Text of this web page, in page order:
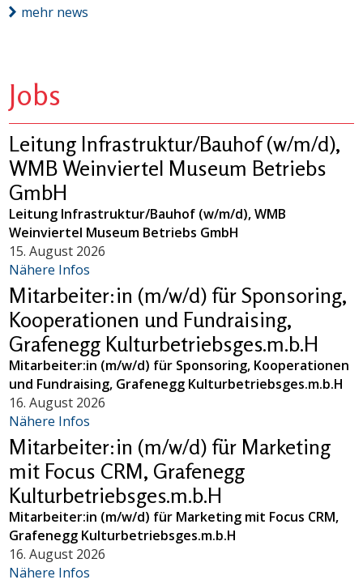
mehr news
Jobs
Leitung Infrastruktur/Bauhof (w/m/d),
WMB Weinviertel Museum Betriebs
GmbH
Leitung Infrastruktur/Bauhof (w/m/d), WMB
Weinviertel Museum Betriebs GmbH
15. August 2026
Nähere Infos
Mitarbeiter:in (m/w/d) für Sponsoring,
Kooperationen und Fundraising,
Grafenegg Kulturbetriebsges.m.b.H
Mitarbeiter:in (m/w/d) für Sponsoring, Kooperationen
und Fundraising, Grafenegg Kulturbetriebsges.m.b.H
16. August 2026
Nähere Infos
Mitarbeiter:in (m/w/d) für Marketing
mit Focus CRM, Grafenegg
Kulturbetriebsges.m.b.H
Mitarbeiter:in (m/w/d) für Marketing mit Focus CRM,
Grafenegg Kulturbetriebsges.m.b.H
16. August 2026
Nähere Infos